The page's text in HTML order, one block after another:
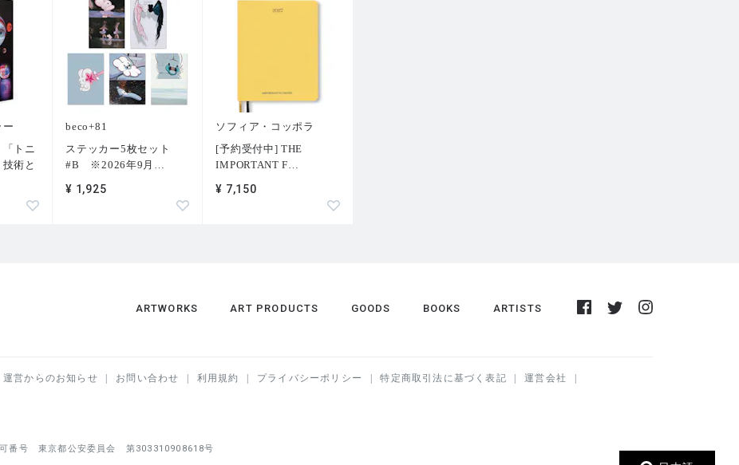
ー
「トニ
術と
beco+81
ステッカー5枚セット
#B ※2026年9月
¥ 1,925
ソフィア・コッポラ
[予約受付中] THE
IMPORTANT F
¥ 7,150
ARTWORKS ART PRODUCTS GOODS BOOKS ARTISTS
運営からのお知らせ お問い合わせ 利用規約 プライバシーポリシー 特定商取引法に基づく表記
運営会社
可番号 東京都公安委員会 第303310908618号